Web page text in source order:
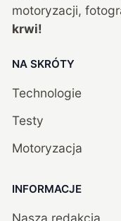
motoryzacji,
krwi!
NA SKRÓTY
Technologie
Testy
Motoryzacja
INFORMACJE
Nasza redakcja